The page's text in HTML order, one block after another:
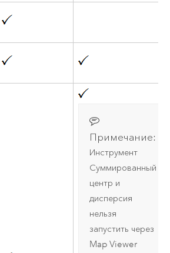
Примечание:
Инструмент
Суммированный
центр и
дисперсия
нельзя
запустить через
Map Viewer